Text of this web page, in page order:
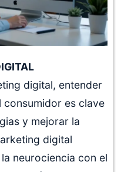
digital, entender
es clave
y mejorar la
digital
neurociencia con el